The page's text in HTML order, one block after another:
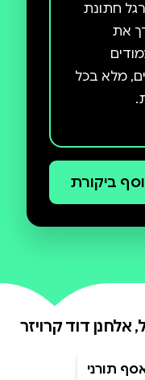
חתונת
את
והוא מכיל 1,375 עמודים
מלא בכל
ביקורת
אלחנן דוד קרויזר
תורני